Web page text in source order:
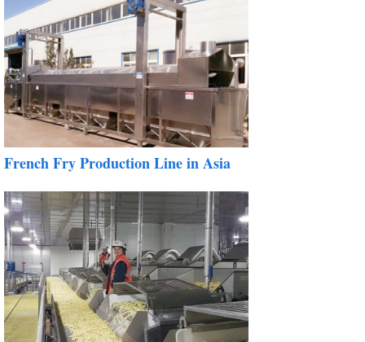
French Fry Production Line in Asia